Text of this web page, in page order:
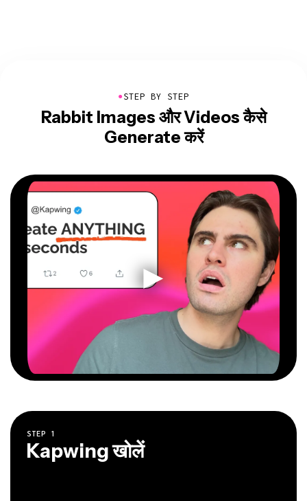
●STEP BY STEP
Rabbit Images और Videos कैसे
Generate करें
STEP 1
Kapwing खोलें